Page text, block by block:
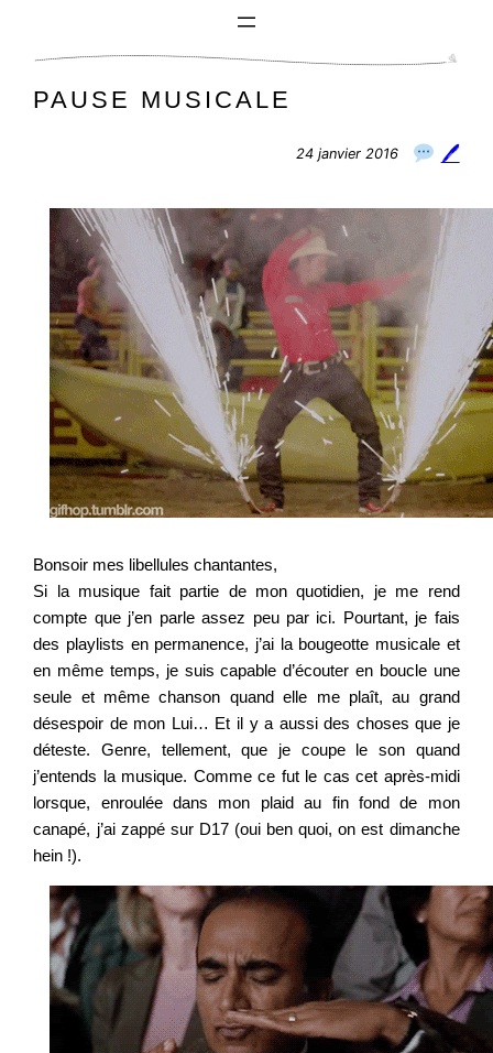
PAUSE MUSICALE
24 janvier 2016 🖊
Bonsoir mes libellules chantantes,
Si la musique fait partie de mon quotidien, je me rend
compte que j’en parle assez peu par ici. Pourtant, je fais
des playlists en permanence, j’ai la bougeotte musicale et
en même temps, je suis capable d’écouter en boucle une
seule et même chanson quand elle me plaît, au grand
désespoir de mon Lui… Et il y a aussi des choses que je
déteste. Genre, tellement, que je coupe le son quand
j’entends la musique. Comme ce fut le cas cet après-midi
lorsque, enroulée dans mon plaid au fin fond de mon
canapé, j’ai zappé sur D17 (oui ben quoi, on est dimanche
hein !).